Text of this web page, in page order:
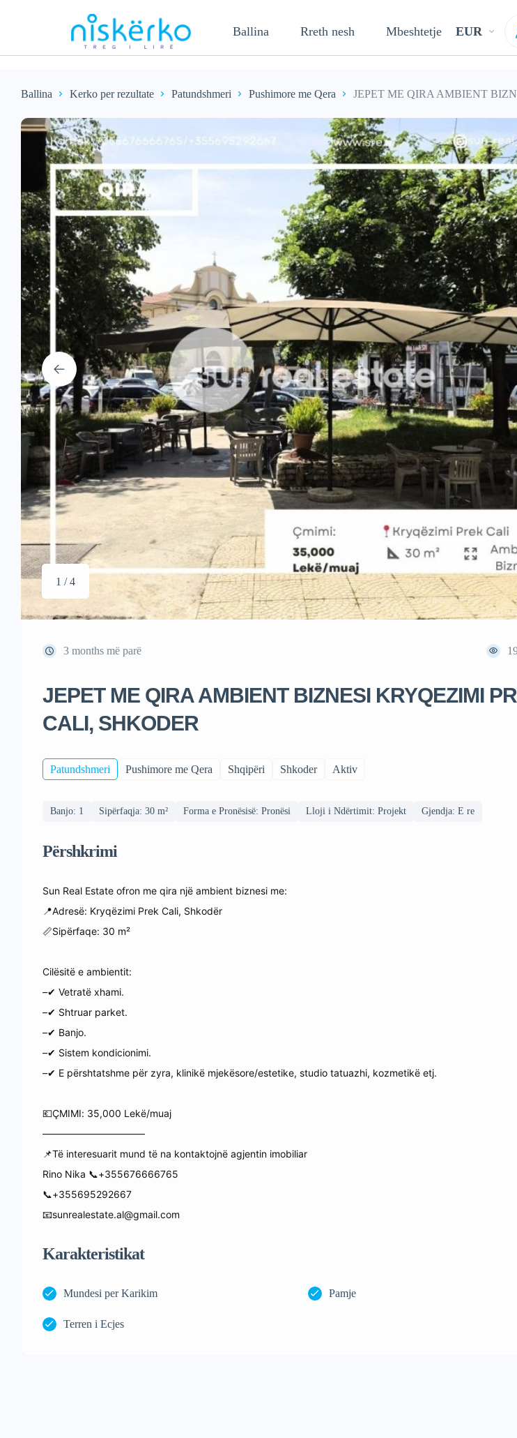
Ballina Rreth nesh Mbeshtetje EUR
Ballina Kerko per rezultate Patundshmeri Pushimore me Qera JEPET ME QIRA AMBIENT
1 / 4
3 months më parë
JEPET ME QIRA AMBIENT BIZNESI KRYQEZIMI
CALI, SHKODER
Patundshmeri Pushimore me Qera Shqipëri Shkoder Aktiv
Banjo: 1 Sipërfaqja: 30 m² Forma e Pronësisë: Pronësi Lloji i Ndërtimit: Projekt Gjendja: E re
Përshkrimi
Sun Real Estate ofron me qira një ambient biznesi me:
📍Adresë: Kryqëzimi Prek Cali, Shkodër
📏Sipërfaqe: 30 m²
Cilësitë e ambientit:
–✔ Vetratë xhami.
–✔ Shtruar parket.
–✔ Banjo.
–✔ Sistem kondicionimi.
–✔ E përshtatshme për zyra, klinikë mjekësore/estetike, studio tatuazhi, kozmetikë etj.
💶ÇMIMI: 35,000 Lekë/muaj
——————————–
📌Të interesuarit mund të na kontaktojnë agjentin imobiliar
Rino Nika 📞+355676666765
📞+355695292667
📧sunrealestate.al@gmail.com
Karakteristikat
Mundesi per Karikim Pamje
Terren i Ecjes